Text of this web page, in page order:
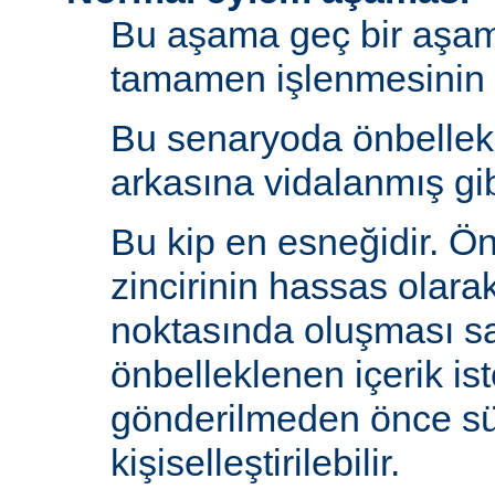
Bu aşama geç bir
tamamen işlenmesinin
Bu senaryoda
arkasına vidalanmış
Bu kip en esneğidir.
zincirinin hassas
noktasında oluşması
önbelleklenen içerik
gönderilmeden önce
kişiselleştirilebilir.